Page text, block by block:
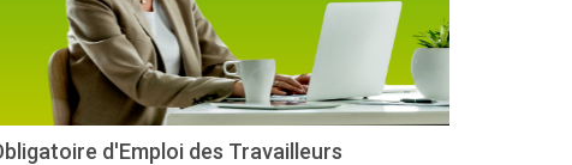
d'Emploi des Travailleurs